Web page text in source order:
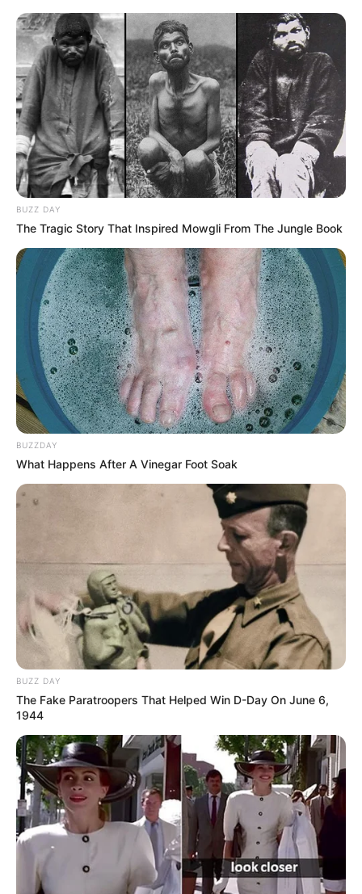
TAGS
ΕΥΒΟΙΑ
ΜΥΣΤΗΡΙΟ ΦΡΟΥΤΟ
ΤΑΥΤΟΤΗΤΑ ΚΑΙ ΕΠΙΚΟΙΝΩΝΙΑ ΟΡΟΙ ΧΡΗΣΗΣ
BUZZ DAY
The Tragic Story That Inspired Mowgli From The Jungle Book
BUZZDAY
What Happens After A Vinegar Foot Soak
BUZZ DAY
The Fake Paratroopers That Helped Win D-Day On June 6,
1944